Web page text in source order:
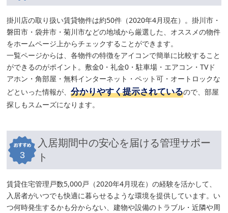
掛川店の取り扱い賃貸物件は約50件（2020年4月現在）。掛川市・
磐田市・袋井市・菊川市などの地域から厳選した、オススメの物件
をホームページ上からチェックすることができます。
一覧ページからは、各物件の特徴をアイコンで簡単に比較すること
ができるのがポイント。敷金0・礼金0・駐車場・エアコン・TVド
アホン・角部屋・無料インターネット・ペット可・オートロックな
どといった情報が、分かりやすく提示されているので、部屋
探しもスムーズになります。
3
入居期間中の安心を届ける管理サポー
ト
賃貸住宅管理戸数5,000戸（2020年4月現在）の経験を活かして、
入居者がいつでも快適に暮らせるような環境を提供しています。い
つ何時発生するかも分からない、建物や設備のトラブル・近隣や周